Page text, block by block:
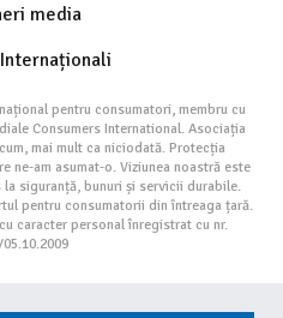
media
pentru consumatori, membru cu
Consumers International. Asociația
mai mult ca niciodată. Protecția
ne-am asumat-o. Viziunea noastră este
siguranță, bunuri și servicii durabile.
pentru consumatorii din întreaga țară.
caracter personal înregistrat cu nr.